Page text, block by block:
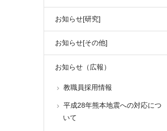
お知らせ[研究]
お知らせ[その他]
お知らせ（広報）
教職員採用情報
平成28年熊本地震への対応につ
いて